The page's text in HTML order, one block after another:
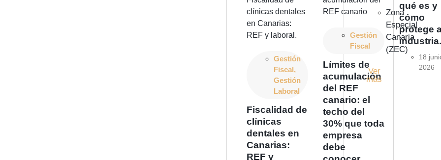
Gestión
Fiscal,
Gestión
Laboral
Fiscalidad de
clínicas
dentales en
Canarias:
REF y
Gestión
Fiscal
Límites de
acumulación
del REF
canario: el
techo del
30% que toda
empresa
debe
qué es y
cómo
protege
industria.
18
2026
Zona
Especial
Canaria
(ZEC)
Ver
más